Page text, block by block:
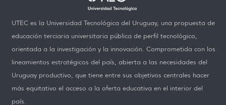
UTEC es la Universidad Tecnológica del Uruguay, una propuesta de
educación terciaria universitaria pública de perfil tecnológico,
orientada a la investigación y la innovación. Comprometida con los
lineamientos estratégicos del país, abierta a las necesidades del
Uruguay productivo, que tiene entre sus objetivos centrales hacer
más equitativo el acceso a la oferta educativa en el interior del
país.